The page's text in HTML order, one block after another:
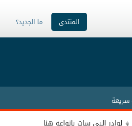
المنتدى
سريعة
ما الجديد؟
لوادر البى سات بانواعه هنا